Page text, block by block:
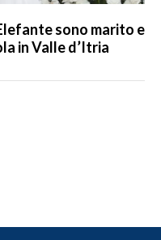
sono marito e
in Valle d’Itria